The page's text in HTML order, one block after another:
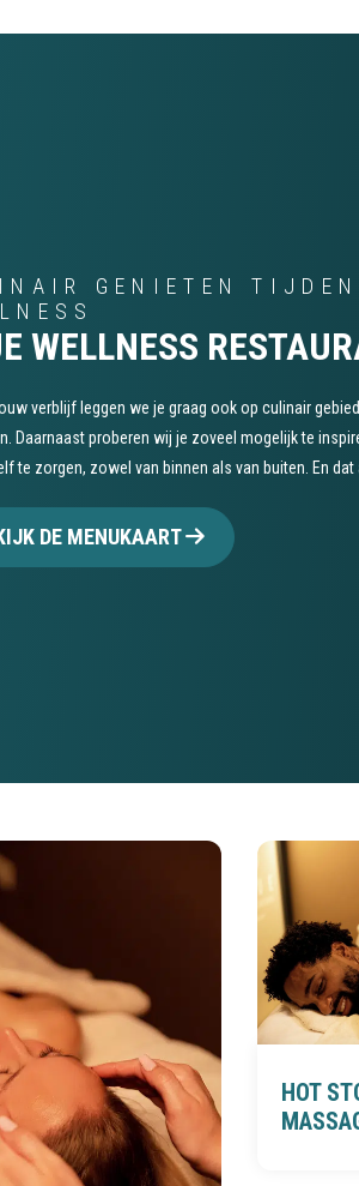
GENIETEN
WELLNESS
verblijf leggen we je graag ook op culinair
Daarnaast proberen wij je zoveel mogelijk te
te zorgen, zowel van binnen als van buiten. En dat
DE MENUKAART
HOT